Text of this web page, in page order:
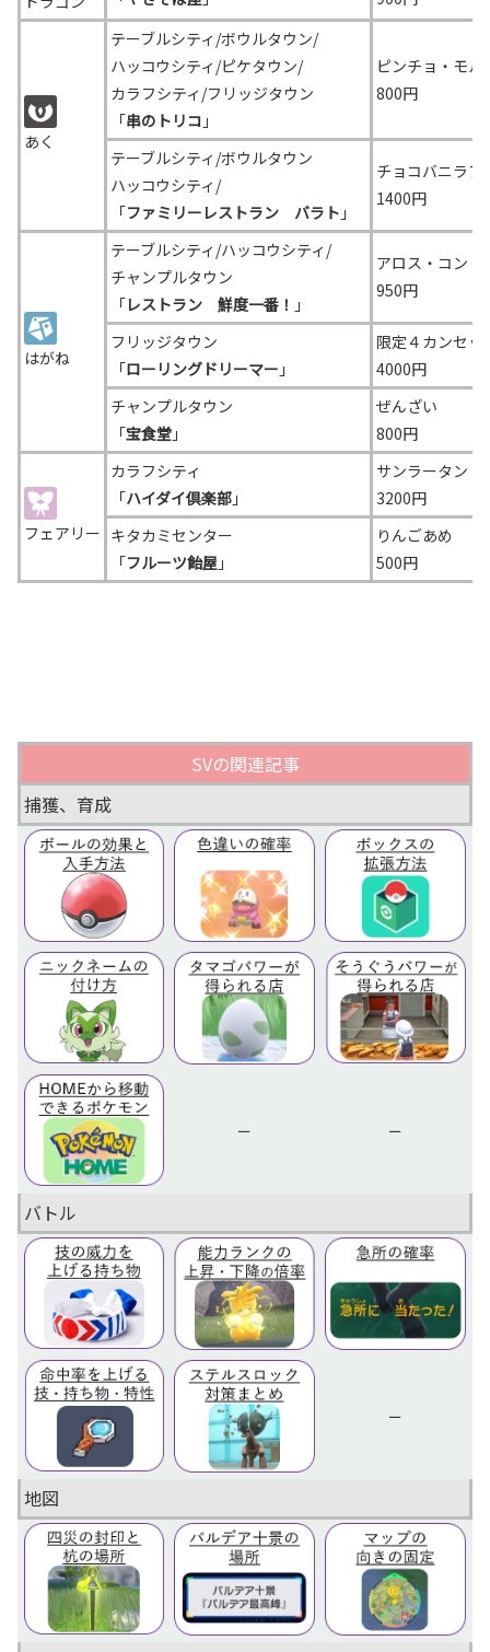
あく
テーブルシティ/ボウルタウン/
ハッコウシティ/ピケタウン/
カラフシティ/フリッジタウン
「串のトリコ 」
ピンチョ・モル
800円
テーブルシティ/ボウルタウン
ハッコウシティ/
「ファミリーレストラン バラト 」
チョコバニラフ
1400円
はがね
テーブルシティ/ハッコウシティ/
チャンプルタウン
「レストラン 鮮度一番！ 」
アロス・コン・
950円
フリッジタウン
「ローリングドリーマー 」
限定４カンセ
4000円
チャンプルタウン
「宝食堂 」
ぜんざい
800円
フェアリー
カラフシティ
「ハイダイ倶楽部 」
サンラータン
3200円
キタカミセンター
「フルーツ飴屋 」
りんごあめ
500円
SVの関連記事
捕獲、育成
ー ー
バトル
ー
地図